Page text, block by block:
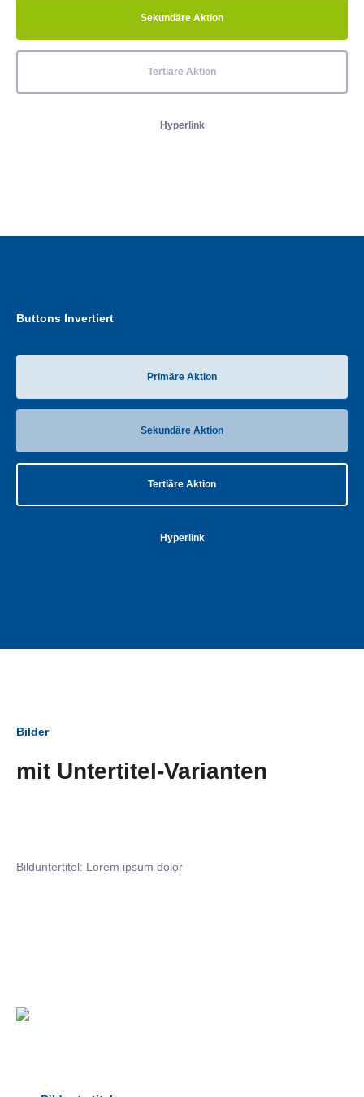
Sekundäre Aktion
Tertiäre Aktion
Hyperlink
Buttons Invertiert
Primäre Aktion
Sekundäre Aktion
Tertiäre Aktion
Hyperlink
Bilder
mit Untertitel-Varianten
Bilduntertitel: Lorem ipsum dolor